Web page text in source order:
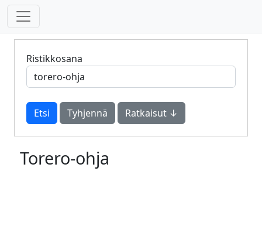
Ristikkosana
Tyhjennä Ratkaisut ↓
Torero-ohja